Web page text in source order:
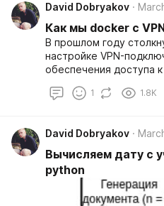
David Dobryakov
Как мы docker с
В прошлом году
настройке VPN-
обеспечения доступа
внутренней сети
подобной проблемой
настроить для
1 1.8K
David Dobryakov
Вычисляем дату с
python